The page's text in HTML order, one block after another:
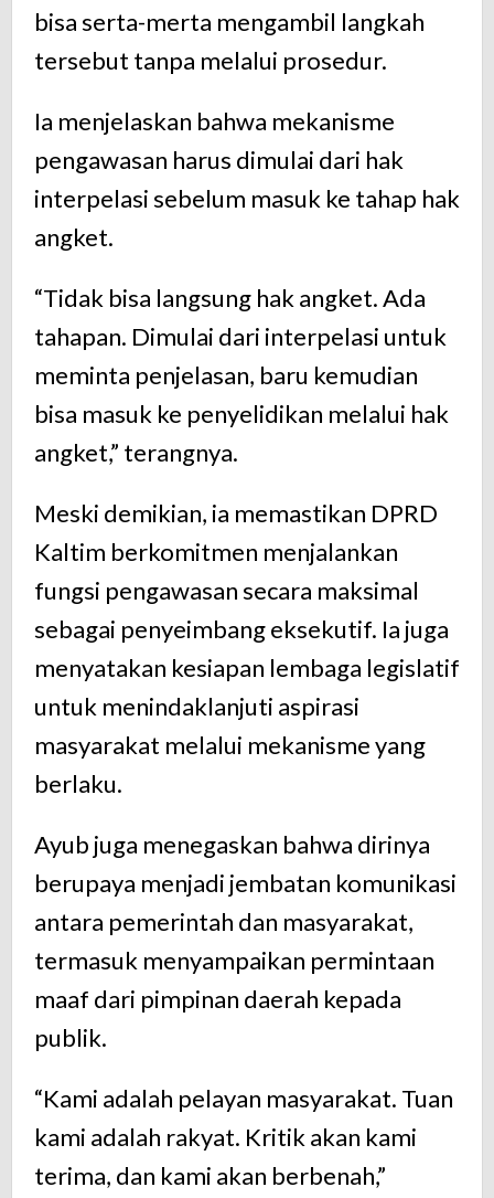
bisa serta-merta mengambil langkah
tersebut tanpa melalui prosedur.
Ia menjelaskan bahwa mekanisme
pengawasan harus dimulai dari hak
interpelasi sebelum masuk ke tahap hak
angket.
“Tidak bisa langsung hak angket. Ada
tahapan. Dimulai dari interpelasi untuk
meminta penjelasan, baru kemudian
bisa masuk ke penyelidikan melalui hak
angket,” terangnya.
Meski demikian, ia memastikan DPRD
Kaltim berkomitmen menjalankan
fungsi pengawasan secara maksimal
sebagai penyeimbang eksekutif. Ia juga
menyatakan kesiapan lembaga legislatif
untuk menindaklanjuti aspirasi
masyarakat melalui mekanisme yang
berlaku.
Ayub juga menegaskan bahwa dirinya
berupaya menjadi jembatan komunikasi
antara pemerintah dan masyarakat,
termasuk menyampaikan permintaan
maaf dari pimpinan daerah kepada
publik.
“Kami adalah pelayan masyarakat. Tuan
kami adalah rakyat. Kritik akan kami
terima, dan kami akan berbenah,”